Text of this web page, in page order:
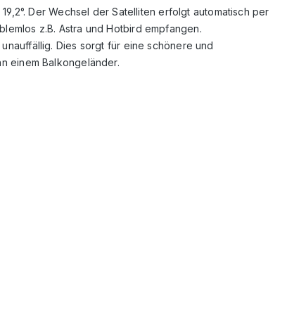
Der Wechsel der Satelliten erfolgt automatisch per
z.B. Astra und Hotbird empfangen.
Dies sorgt für eine schönere und
einem Balkongeländer.